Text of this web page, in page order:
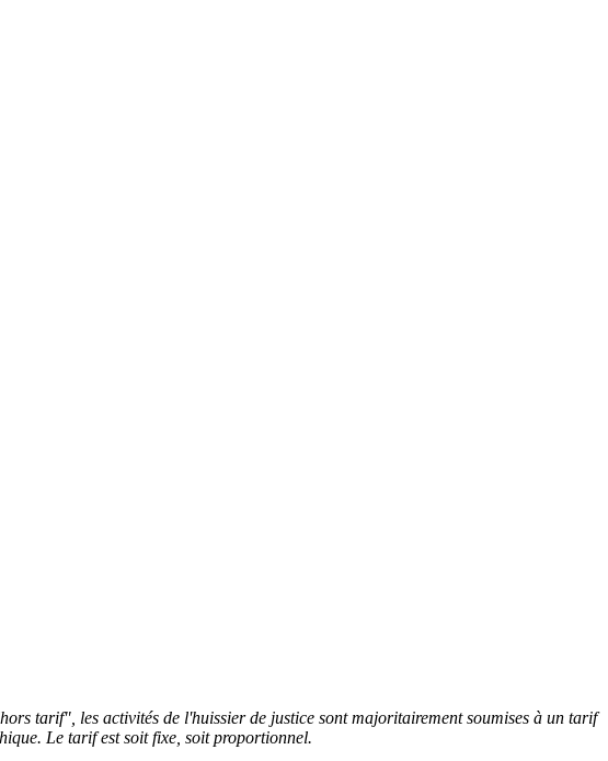
tarif", les activités de l'huissier de justice sont majoritairement soumises à un tarif
Le tarif est soit fixe, soit proportionnel.